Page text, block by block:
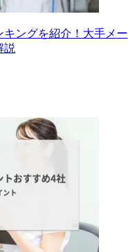
ングを紹介！大手メー
説